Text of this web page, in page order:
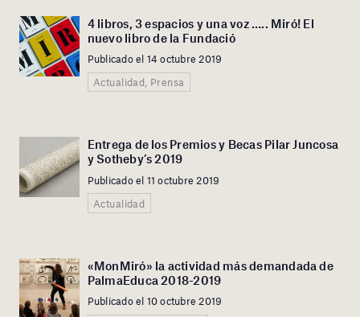
4 libros, 3 espacios y una voz ….. Miró! El
nuevo libro de la Fundació
Publicado el 14 octubre 2019
Actualidad, Prensa
Entrega de los Premios y Becas Pilar Juncosa
y Sotheby’s 2019
Publicado el 11 octubre 2019
Actualidad
«MonMiró» la actividad más demandada de
PalmaEduca 2018-2019
Publicado el 10 octubre 2019